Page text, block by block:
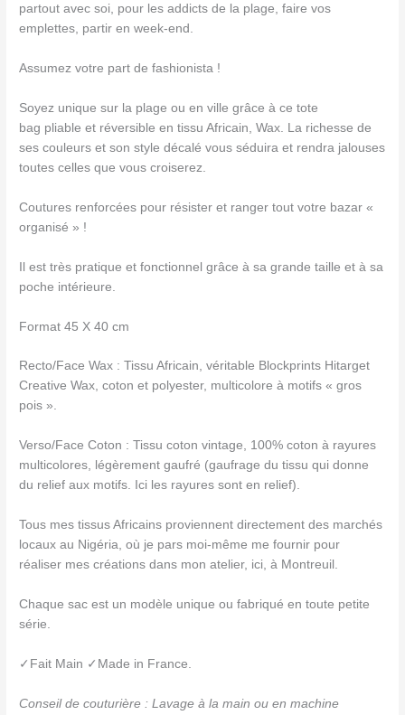
partout avec soi, pour les addicts de la plage, faire vos
emplettes, partir en week-end.
Assumez votre part de fashionista !
Soyez unique sur la plage ou en ville grâce à ce tote
bag pliable et réversible en tissu Africain, Wax. La richesse de
ses couleurs et son style décalé vous séduira et rendra jalouses
toutes celles que vous croiserez.
Coutures renforcées pour résister et ranger tout votre bazar «
organisé » !
Il est très pratique et fonctionnel grâce à sa grande taille et à sa
poche intérieure.
Format 45 X 40 cm
Recto/Face Wax : Tissu Africain, véritable Blockprints Hitarget
Creative Wax, coton et polyester, multicolore à motifs « gros
pois ».
Verso/Face Coton : Tissu coton vintage, 100% coton à rayures
multicolores, légèrement gaufré (gaufrage du tissu qui donne
du relief aux motifs. Ici les rayures sont en relief).
Tous mes tissus Africains proviennent directement des marchés
locaux au Nigéria, où je pars moi-même me fournir pour
réaliser mes créations dans mon atelier, ici, à Montreuil.
Chaque sac est un modèle unique ou fabriqué en toute petite
série.
✓Fait Main ✓Made in France.
Conseil de couturière : Lavage à la main ou en machine